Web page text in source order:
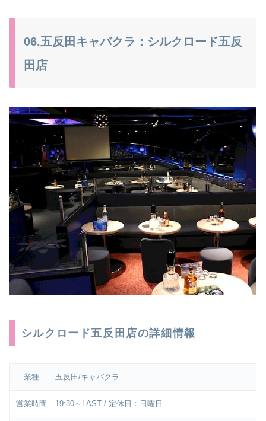
06.五反田キャバクラ：シルクロード五反
田店
シルクロード五反田店の詳細情報
業種 五反田/キャバクラ
営業時間 19:30～LAST / 定休日：日曜日